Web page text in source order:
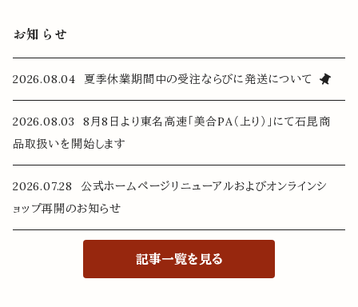
お知らせ
2026.08.04 夏季休業期間中の受注ならびに発送について
2026.08.03 8月8日より東名高速「美合PA（上り）」にて石昆商
品取扱いを開始します
2026.07.28 公式ホームページリニューアルおよびオンラインシ
ョップ再開のお知らせ
記事一覧を見る